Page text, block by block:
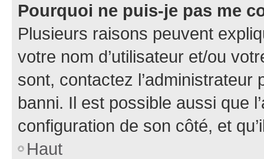
Pourquoi ne puis-je pas me
Plusieurs raisons peuvent
votre nom d’utilisateur et/ou
sont, contactez l’administrateur
banni. Il est possible aussi que
configuration de son côté, et
Haut